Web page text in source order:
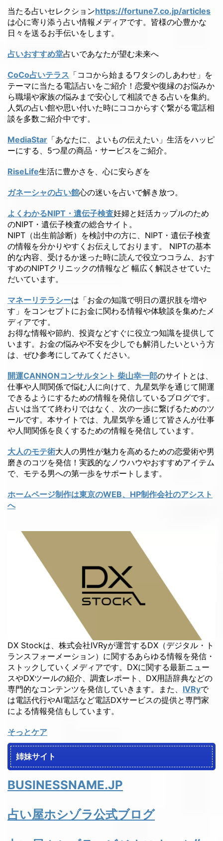
当たる占いセレクションhttps://fortune7.co.jp/articles
は心に寄り添う占い情報メディアです。皆様の心豊かな
日々を送るお手伝いをします。
占いおすすめ堂占いであなたが望む未来へ
CoCo占いテラス 「ココから始まるワタシのしあわせ」を
テーマに当たる電話占いをご紹介！恋愛や復縁のお悩みか
ら職場や家族の悩みまで安心して相談できる占いを集約。
人気の占い館や思い付いた時にココからすぐ繋がる電話相
談を多数ご紹介中です。
MediaStar 「あなたに、よいもの伝えたい」生活をハッピ
ーにする、5つ星の商品・サービスをご紹介。
RiseLife生活に豊かさを、心に安らぎを
ガネーシャの占い館心の迷いを占いで解き放つ。
よくわかるNIPT・遺伝子検査妊婦と妊活カップルのため
のNIPT・遺伝子検査の総合サイト。
NIPT（出生前診断）を検討中の方に、NIPT・遺伝子検査
の情報を分かりやすくお伝えしております。 NIPTの基本
的な内容、受けるか迷った時に読んで役立つコラム、おす
すめのNIPTクリニックの情報など 幅広く解説させていた
だいています。
マネーリテラシーは「お金の知識で明日の選択肢を増や
す」をコンセプトにお金に関わる情報や体験談を集めたメ
ディアです。
お得な情報や節約、投資などすぐに役立つ知識を提供して
います。お金の悩みや不安を少しでも解消したいという方
は、ぜひ参考にしてみてください。
開運CANNONコンサルタント 柴山幸一郎のサイトとは、
仕事や人間関係で悩む人に向けて、九星気学を通じて開運
できるようにするための情報を発信しているブログです。
占いは当てて終わりではなく、次の一歩に繋げるためのツ
ールです。本サイトでは、九星気学を通じて皆さんが仕事
や人間関係を良くするための情報を発信しています。
大人のモテ術大人の男性が魅力を高めるための恋愛術や男
磨きのコツを発信！実践的なノウハウやおすすめアイテム
で、モテる男への第一歩をサポートします。
ホームページ制作は東京のWEB、HP制作会社のアシスト
へ
DX Stockは、株式会社IVRyが運営するDX（デジタル・ト
ランスフォーメーション）に関するあらゆる情報を発信・
ストックしていくメディアです。DXに関する最新ニュー
スやDXツールの紹介、調査レポート、DX用語辞典などの
専門的なコンテンツを発信していきます。また、 IVRyで
は電話代行やAI電話など電話DXサービスの提供と専門家
による情報発信もしています。
そっとケア
姉妹サイト
BUSINESSNAME.JP
占い屋ホシゾラ公式ブログ